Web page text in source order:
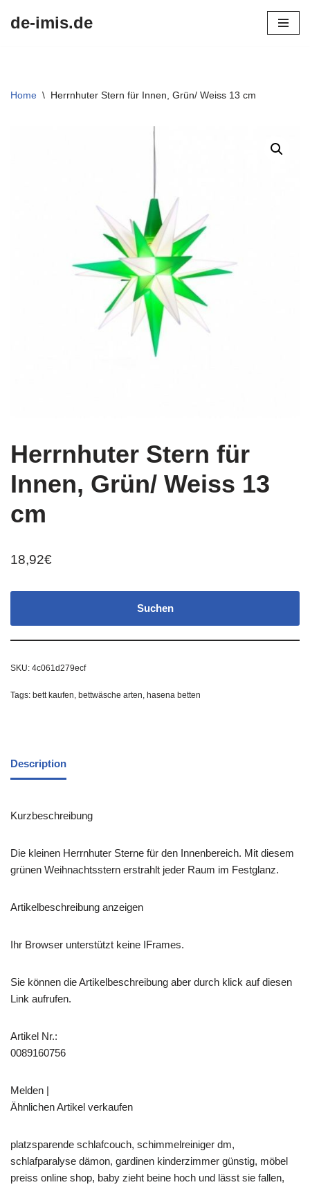
de-imis.de
Home \ Herrnhuter Stern für Innen, Grün/ Weiss 13 cm
Herrnhuter Stern für
Innen, Grün/ Weiss 13
cm
18,92€
Suchen
SKU: 4c061d279ecf
Tags: bett kaufen bettwäsche arten hasena betten
Description
Kurzbeschreibung
Die kleinen Herrnhuter Sterne für den Innenbereich. Mit diesem
grünen Weihnachtsstern erstrahlt jeder Raum im Festglanz.
Artikelbeschreibung anzeigen
Ihr Browser unterstützt keine IFrames.
Sie können die Artikelbeschreibung aber durch klick auf diesen
Link aufrufen.
Artikel Nr.:
0089160756
Melden |
Ähnlichen Artikel verkaufen
platzsparende schlafcouch, schimmelreiniger dm,
schlafparalyse dämon, gardinen kinderzimmer günstig, möbel
preiss online shop, baby zieht beine hoch und lässt sie fallen,